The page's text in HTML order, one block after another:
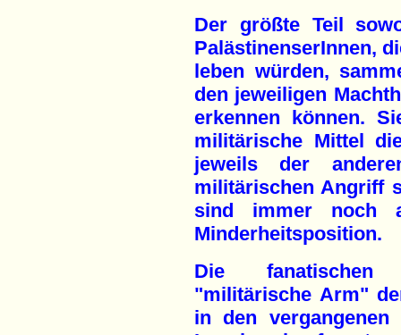
Der größte Teil
PalästinenserInnen,
leben würden,
den jeweiligen
erkennen können.
militärische Mittel
jeweils der
militärischen Angriff
sind immer noch
Minderheitsposition.
Die fanatischen
"militärische Arm"
in den